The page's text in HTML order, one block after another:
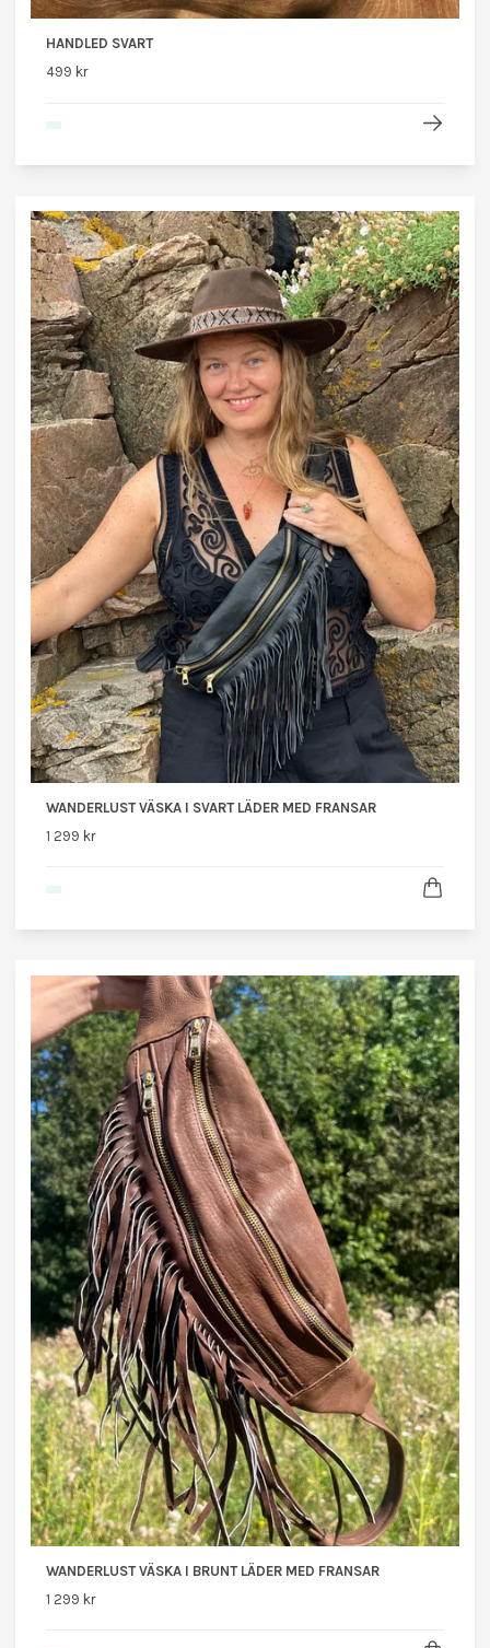
HANDLED SVART
499 kr
WANDERLUST VÄSKA I SVART LÄDER MED FRANSAR
1 299 kr
WANDERLUST VÄSKA I BRUNT LÄDER MED FRANSAR
1 299 kr